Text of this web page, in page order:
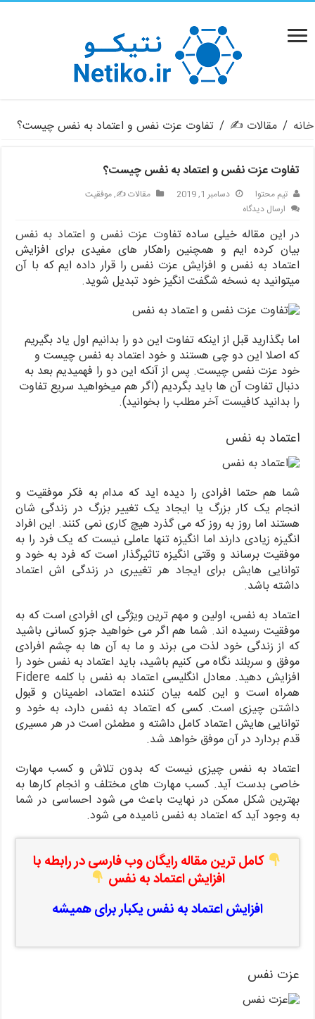
خانه / مقالات ✍️ / تفاوت عزت نفس و اعتماد به نفس چیست؟
تفاوت عزت نفس و اعتماد به نفس چیست؟
تیم محتوا دسامبر 1, 2019 مقالات ✍️,موفقیت
ارسال دیدگاه
در این مقاله خیلی سادهتفاوت عزت نفس و اعتماد به نفس
بیان کرده ایم و همچنین راهکار های مفیدی برای افزایش
اعتماد به نفس و افزایش عزت نفس را قرار داده ایم که با آن
میتوانید به نسخه شگفت انگیز خود تبدیل شوید.
اما بگذارید قبل از اینکه تفاوت این دو را بدانیم اول یاد بگیریم
که اصلا این دو چی هستند و خود اعتماد به نفس چیست و
خود عزت نفس چیست. پس از آنکه این دو را فهمیدیم بعد به
دنبال تفاوت آن ها باید بگردیم (اگر هم میخواهید سریع تفاوت
را بدانید کافیست آخر مطلب را بخوانید).
اعتماد به نفس
شما هم حتما افرادی را دیده اید که مدام به فکر موفقیت و
انجام یک کار بزرگ یا ایجاد یک تغییر بزرگ در زندگی شان
هستند اما روز به روز که می گذرد هیچ کاری نمی کنند. این افراد
انگیزه زیادی دارند اما انگیزه تنها عاملی نیست که یک فرد را به
موفقیت برساند و وقتی انگیزه تاثیرگذار است که فرد به خود و
توانایی هایش برای ایجاد هر تغییری در زندگی اش اعتماد
داشته باشد.
اعتماد به نفس، اولین و مهم ترین ویژگی ای افرادی است که به
موفقیت رسیده اند. شما هم اگر می خواهید جزو کسانی باشید
که از زندگی خود لذت می برند و ما به آن ها به چشم افرادی
موفق و سربلند نگاه می کنیم باشید، باید اعتماد به نفس خود را
افزایش دهید. معادل انگلیسی اعتماد به نفس با کلمه Fidere
همراه است و این کلمه بیان کننده اعتماد، اطمینان و قبول
داشتن چیزی است. کسی که اعتماد به نفس دارد، به خود و
توانایی هایش اعتماد کامل داشته و مطمئن است در هر مسیری
قدم بردارد در آن موفق خواهد شد.
اعتماد به نفس چیزی نیست که بدون تلاش و کسب مهارت
خاصی بدست آید. کسب مهارت های مختلف و انجام کارها به
بهترین شکل ممکن در نهایت باعث می شود احساسی در شما
به وجود آید که اعتماد به نفس نامیده می شود.
کامل ترین مقاله رایگان وب فارسی در رابطه با
افزایش اعتماد به نفس
افزایش اعتماد به نفس یکبار برای همیشه
عزت نفس